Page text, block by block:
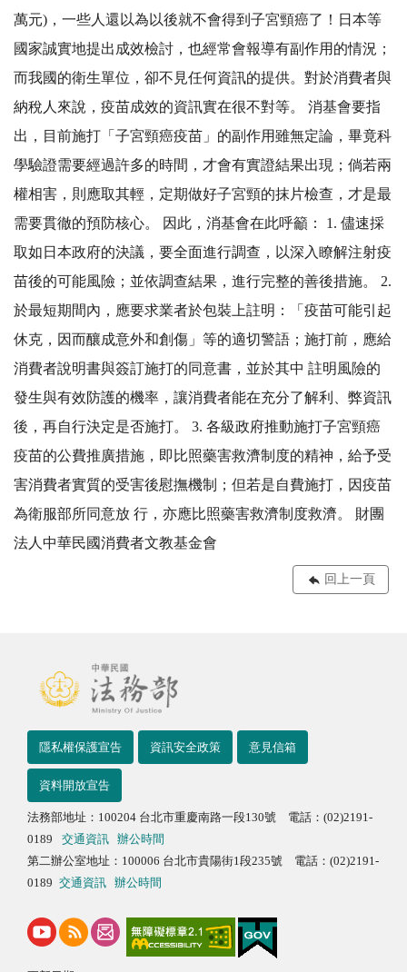
萬元)，一些人還以為以後就不會得到子宮頸癌了！日本等
國家誠實地提出成效檢討，也經常會報導有副作用的情況；
而我國的衛生單位，卻不見任何資訊的提供。對於消費者與
納稅人來說，疫苗成效的資訊實在很不對等。 消基會要指
出，目前施打「子宮頸癌疫苗」的副作用雖無定論，畢竟科
學驗證需要經過許多的時間，才會有實證結果出現；倘若兩
權相害，則應取其輕，定期做好子宮頸的抹片檢查，才是最
需要貫徹的預防核心。 因此，消基會在此呼籲： 1. 儘速採
取如日本政府的決議，要全面進行調查，以深入瞭解注射疫
苗後的可能風險；並依調查結果，進行完整的善後措施。 2.
於最短期間內，應要求業者於包裝上註明：「疫苗可能引起
休克，因而釀成意外和創傷」等的適切警語；施打前，應給
消費者說明書與簽訂施打的同意書，並於其中 註明風險的
發生與有效防護的機率，讓消費者能在充分了解利、弊資訊
後，再自行決定是否施打。 3. 各級政府推動施打子宮頸癌
疫苗的公費推廣措施，即比照藥害救濟制度的精神，給予受
害消費者實質的受害後慰撫機制；但若是自費施打，因疫苗
為衛服部所同意放 行，亦應比照藥害救濟制度救濟。 財團
法人中華民國消費者文教基金會
回上一頁
隱私權保護宣告 資訊安全政策 意見信箱
資料開放宣告
法務部地址：100204 台北市重慶南路一段130號 電話：(02)2191-
0189
交通資訊
辦公時間
第二辦公室地址：100006 台北市貴陽街1段235號 電話：(02)2191-
0189 交通資訊 辦公時間